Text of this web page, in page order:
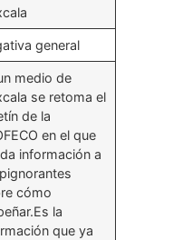
general
medio de
se retoma el
de la
en el que
información a
cómo
la
que ya